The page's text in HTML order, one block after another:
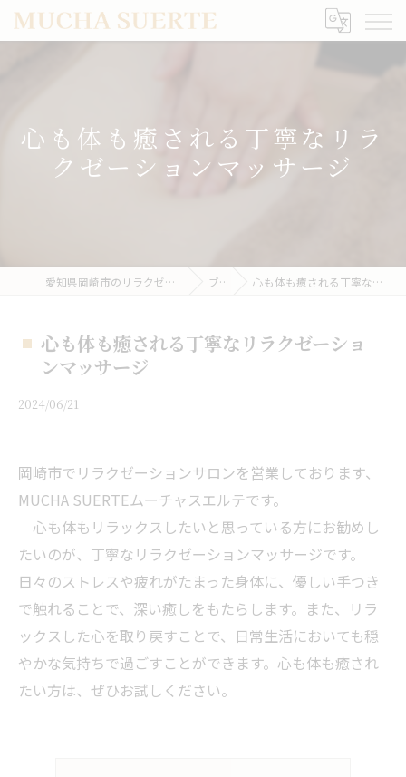
心も体も癒される丁寧なリラ
クゼーションマッサージ
愛知県岡崎市のリラクゼーションならMUCHA SUERTE ブログ 心も体も癒される丁寧なリラクゼーションマッサージ
心も体も癒される丁寧なリラクゼーショ
ンマッサージ
2024/06/21
岡崎市でリラクゼーションサロンを営業しております、
MUCHA SUERTEムーチャスエルテです。
心も体もリラックスしたいと思っている方にお勧めし
たいのが、丁寧なリラクゼーションマッサージです。
日々のストレスや疲れがたまった身体に、優しい手つき
で触れることで、深い癒しをもたらします。また、リラ
ックスした心を取り戻すことで、日常生活においても穏
やかな気持ちで過ごすことができます。心も体も癒され
たい方は、ぜひお試しください。